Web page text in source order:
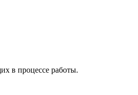
в процессе работы.